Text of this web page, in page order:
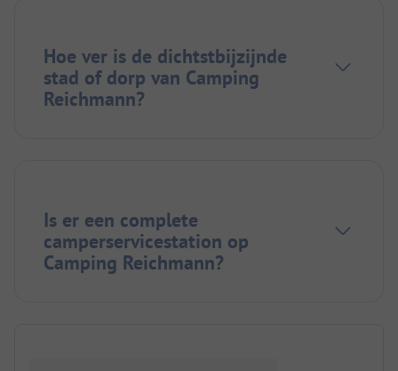
Hoe ver is de dichtstbijzijnde
stad of dorp van Camping
Reichmann?
Is er een complete
camperservicestation op
Camping Reichmann?